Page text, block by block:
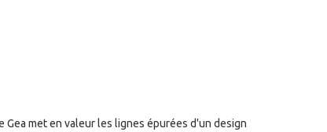
met en valeur les lignes épurées d'un design